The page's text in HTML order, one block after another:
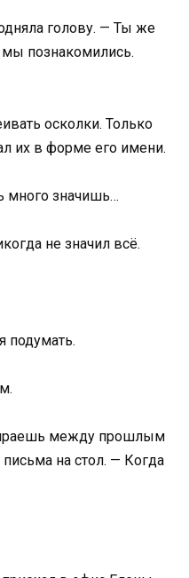
голову. — Ты же
познакомились.
осколки. Только
их в форме его имени.
много значишь…
не значил всё.
подумать.
между прошлым
на стол. — Когда